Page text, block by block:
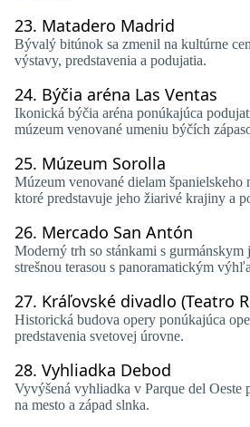
23. Matadero Madrid
Bývalý bitúnok sa zmenil na kultúrne
výstavy, predstavenia a podujatia.
24. Býčia aréna Las Ventas
Ikonická býčia aréna ponúkajúca
múzeum venované umeniu býčích
25. Múzeum Sorolla
Múzeum venované dielam španielskeho
ktoré predstavuje jeho žiarivé krajiny a
26. Mercado San Antón
Moderný trh so stánkami s gurmánskym
strešnou terasou s panoramatickým
27. Kráľovské divadlo (Teatro
Historická budova opery ponúkajúca
predstavenia svetovej úrovne.
28. Vyhliadka Debod
Vyvýšená vyhliadka v Parque del Oeste
na mesto a západ slnka.